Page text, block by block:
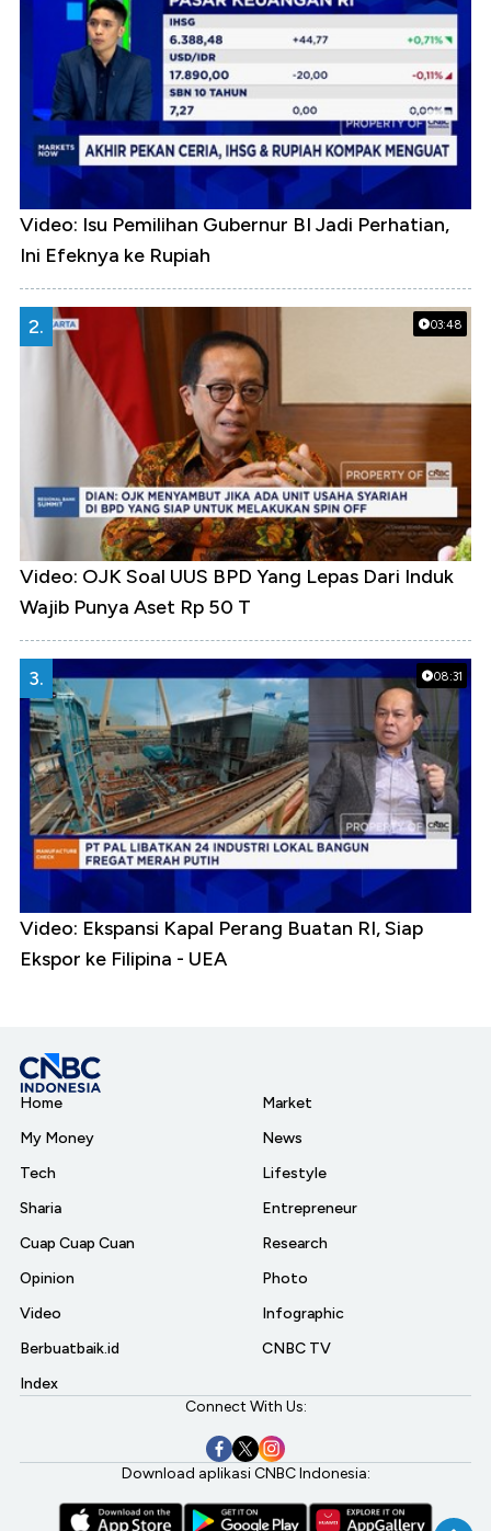
Video: Isu Pemilihan Gubernur BI Jadi Perhatian,
Ini Efeknya ke Rupiah
03:48
2.
Video: OJK Soal UUS BPD Yang Lepas Dari Induk
Wajib Punya Aset Rp 50 T
08:31
3.
Video: Ekspansi Kapal Perang Buatan RI, Siap
Ekspor ke Filipina - UEA
Home
My Money
Tech
Sharia
Cuap Cuap Cuan
Opinion
Video
Berbuatbaik.id
Index
Market
News
Lifestyle
Entrepreneur
Research
Photo
Infographic
CNBC TV
Connect With Us:
Download aplikasi CNBC Indonesia: